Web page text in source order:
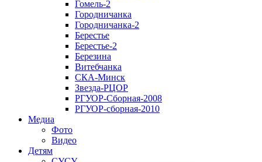
Гомель-2
Городничанка
Городничанка-2
Берестье
Берестье-2
Березина
Витебчанка
СКА-Минск
Звезда-РЦОР
РГУОР-Сборная-2008
РГУОР-сборная-2010
Медиа
Фото
Видео
Детям